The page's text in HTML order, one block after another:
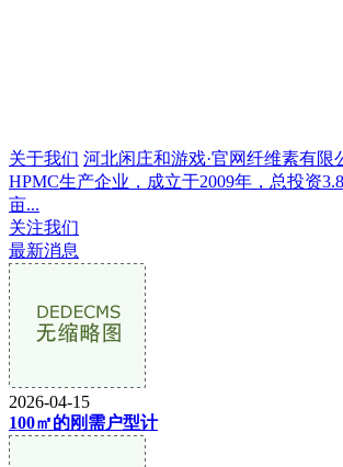
关于我们 河北闲庄和游戏·官网纤维素有限
HPMC生产企业，成立于2009年，总投资
亩...
关注我们
最新消息
2026-04-15
100㎡的刚需户型计